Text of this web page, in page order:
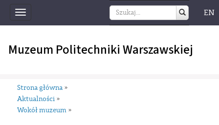
Toggle
navigation
EN
Muzeum Politechniki Warszawskiej
Strona główna »
Aktualności »
Wokół muzeum »